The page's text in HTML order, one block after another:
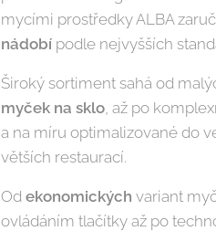
mycími prostředky ALBA
nádobí podle nejvyšších
Široký sortiment sahá od
myček na sklo, až po
a na míru optimalizované do
větších restaurací.
Odekonomických variant
ovládáním tlačítky až po